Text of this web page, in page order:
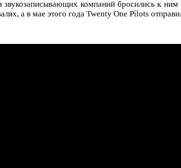
компаний бросились к
а в мае этого года Twenty One Pilots